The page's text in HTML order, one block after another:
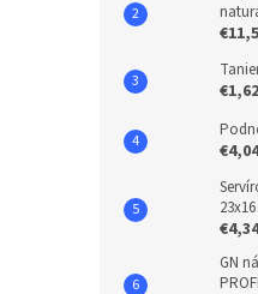
€1,62
€4,04
€4,34
GN